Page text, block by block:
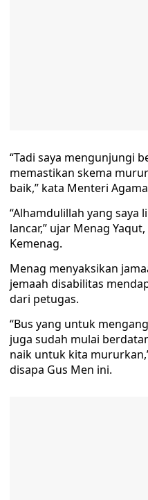
“Tadi saya mengunjungi
memastikan skema
baik,” kata Menteri
“Alhamdulillah yang saya
lancar,” ujar Menag
Kemenag.
Menag menyaksikan
jemaah disabilitas
dari petugas.
“Bus yang untuk
juga sudah mulai
naik untuk kita
disapa Gus Men ini.